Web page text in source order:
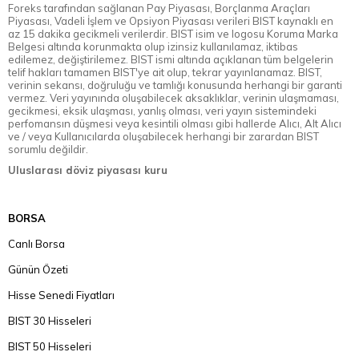
Foreks tarafından sağlanan Pay Piyasası, Borçlanma Araçları
Piyasası, Vadeli İşlem ve Opsiyon Piyasası verileri BIST kaynaklı en
az 15 dakika gecikmeli verilerdir. BIST isim ve logosu Koruma Marka
Belgesi altında korunmakta olup izinsiz kullanılamaz, iktibas
edilemez, değiştirilemez. BIST ismi altında açıklanan tüm belgelerin
telif hakları tamamen BIST'ye ait olup, tekrar yayınlanamaz. BIST,
verinin sekansı, doğruluğu ve tamlığı konusunda herhangi bir garanti
vermez. Veri yayınında oluşabilecek aksaklıklar, verinin ulaşmaması,
gecikmesi, eksik ulaşması, yanlış olması, veri yayın sistemindeki
perfomansın düşmesi veya kesintili olması gibi hallerde Alıcı, Alt Alıcı
ve / veya Kullanıcılarda oluşabilecek herhangi bir zarardan BIST
sorumlu değildir.
Uluslarası döviz piyasası kuru
BORSA
Canlı Borsa
Günün Özeti
Hisse Senedi Fiyatları
BIST 30 Hisseleri
BIST 50 Hisseleri